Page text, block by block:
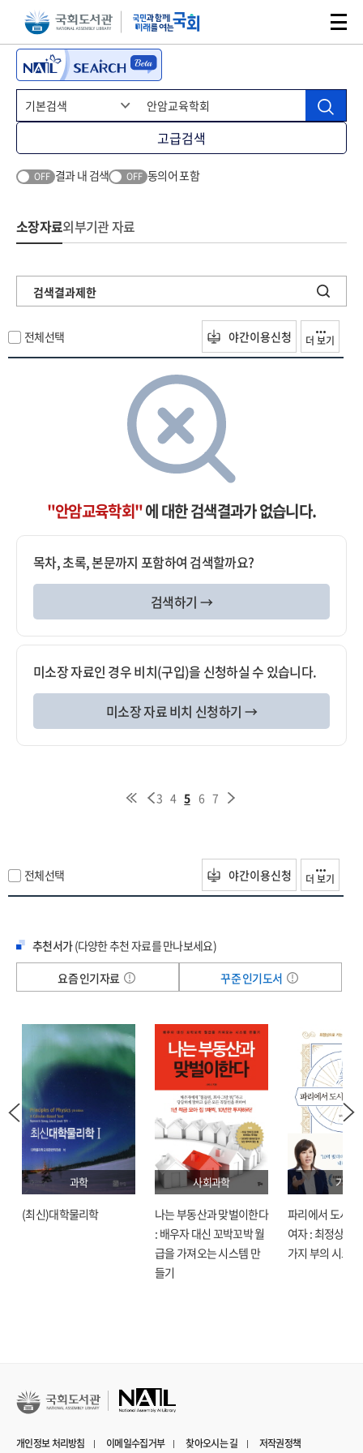
본문 바로가기주메뉴 바로가기
고급검색
OFF 결과 내 검색 OFF 동의어 포함
소장자료외부기관 자료
검색결과제한
전체선택 야간이용신청 더 보기
"안암교육학회"에 대한 검색결과가 없습니다.
목차, 초록, 본문까지 포함하여 검색할까요?
검색하기 →
미소장 자료인 경우 비치(구입)을 신청하실 수 있습니다.
미소장 자료 비치 신청하기 →
3 4 5 6 7
전체선택 야간이용신청 더 보기
추천서가(다양한 추천 자료를 만나보세요)
요즘 인기자료
꾸준 인기도서
과학
(최신)대학물리학
사회과학
나는 부동산과 맞벌이한다
: 배우자 대신 꼬박꼬박 월
급을 가져오는 시스템 만
들기
기술
파리에서 도시락
여자 : 최정상으
가지 부의 시크릿
개인정보 처리방침 이메일수집거부 찾아오시는 길 저작권정책